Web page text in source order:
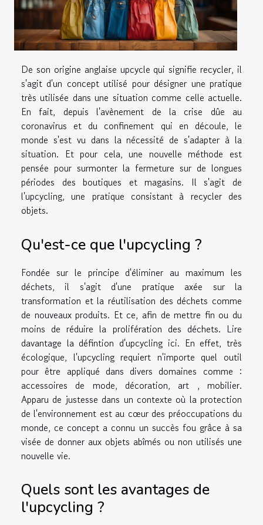
De son origine anglaise upcycle qui signifie recycler, il
s'agit d'un concept utilisé pour désigner une pratique
très utilisée dans une situation comme celle actuelle.
En fait, depuis l'avènement de la crise dûe au
coronavirus et du confinement qui en découle, le
monde s'est vu dans la nécessité de s'adapter à la
situation. Et pour cela, une nouvelle méthode est
pensée pour surmonter la fermeture sur de longues
périodes des boutiques et magasins. Il s'agit de
l'upcycling, une pratique consistant à recycler des
objets.
Qu'est-ce que l'upcycling ?
Fondée sur le principe d'éliminer au maximum les
déchets, il s'agit d'une pratique axée sur la
transformation et la réutilisation des déchets comme
de nouveaux produits. Et ce, afin de mettre fin ou du
moins de réduire la prolifération des déchets. Lire
davantage la défintion d'upcycling ici. En effet, très
écologique, l'upcycling requiert n'importe quel outil
pour être appliqué dans divers domaines comme :
accessoires de mode, décoration, art , mobilier.
Apparu de justesse dans un contexte où la protection
de l'environnement est au cœur des préoccupations du
monde, ce concept a connu un succès fou grâce à sa
visée de donner aux objets abîmés ou non utilisés une
nouvelle vie.
Quels sont les avantages de
l'upcycling ?